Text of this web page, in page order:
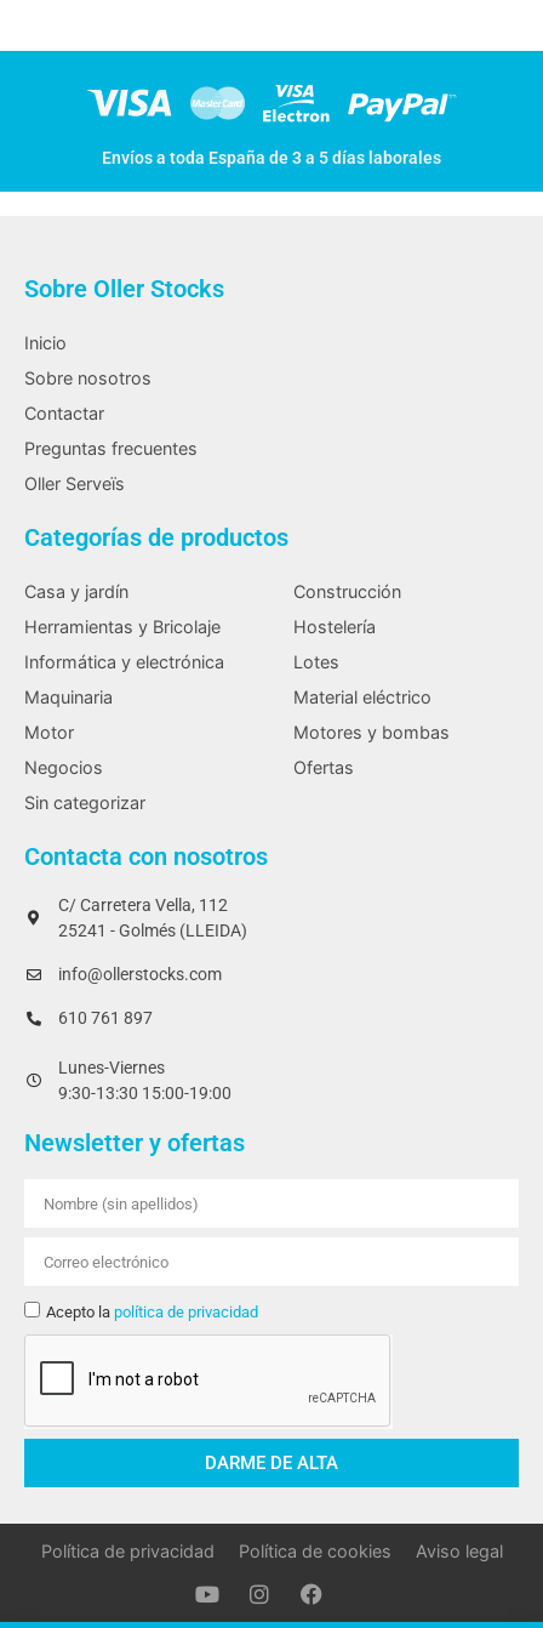
Envíos a toda España de 3 a 5 días laborales
Sobre Oller Stocks
Inicio
Sobre nosotros
Contactar
Preguntas frecuentes
Oller Serveïs
Categorías de productos
Casa y jardín
Construcción
Herramientas y Bricolaje
Hostelería
Informática y electrónica
Lotes
Maquinaria
Material eléctrico
Motor
Motores y bombas
Negocios
Ofertas
Sin categorizar
Contacta con nosotros
C/ Carretera Vella, 112
25241 - Golmés (LLEIDA)
info@ollerstocks.com
610 761 897
Lunes-Viernes
9:30-13:30 15:00-19:00
Newsletter y ofertas
Acepto la política de privacidad
DARME DE ALTA
Política de privacidad Política de cookies Aviso legal